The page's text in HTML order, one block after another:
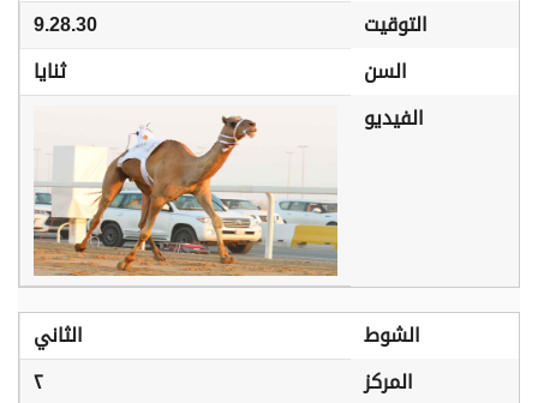
التوقيت
9.28.30
السن
ثنايا
الفيديو
الشوط
الثاني
المركز
٢